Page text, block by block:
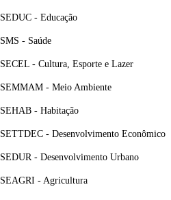
SEDUC - Educação
SMS - Saúde
SECEL - Cultura, Esporte e Lazer
SEMMAM - Meio Ambiente
SEHAB - Habitação
SETTDEC - Desenvolvimento Econômico
SEDUR - Desenvolvimento Urbano
SEAGRI - Agricultura